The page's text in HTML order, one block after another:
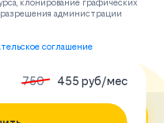
750
455 руб/мес
клонирование графических
администрации
соглашение